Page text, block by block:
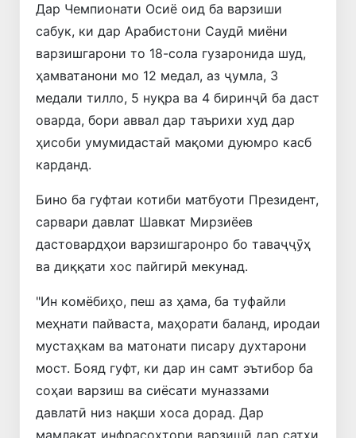
Дар Чемпионати Осиё оид ба варзиши
сабук, ки дар Арабистони Саудӣ миёни
варзишгарони то 18-сола гузаронида шуд,
ҳамватанони мо 12 медал, аз ҷумла, 3
медали тилло, 5 нуқра ва 4 биринҷӣ ба даст
оварда, бори аввал дар таърихи худ дар
ҳисоби умумидастаӣ мақоми дуюмро касб
карданд.
Бино ба гуфтаи котиби матбуоти Президент,
сарвари давлат Шавкат Мирзиёев
дастовардҳои варзишгаронро бо таваҷҷӯҳ
ва диққати хос пайгирӣ мекунад.
"Ин комёбиҳо, пеш аз ҳама, ба туфайли
меҳнати пайваста, маҳорати баланд, иродаи
мустаҳкам ва матонати писару духтарони
мост. Бояд гуфт, ки дар ин самт эътибор ба
соҳаи варзиш ва сиёсати муназзами
давлатӣ низ нақши хоса дорад. Дар